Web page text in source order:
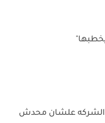
الشركه علشان محدش